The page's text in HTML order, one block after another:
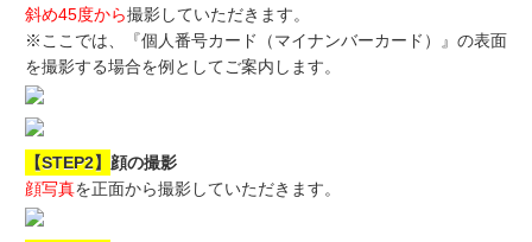
斜め45度から撮影していただきます。
※ここでは、『個人番号カード（マイナンバーカード）』の表面
を撮影する場合を例としてご案内します。
【STEP2】 顔の撮影
顔写真を正面から撮影していただきます。